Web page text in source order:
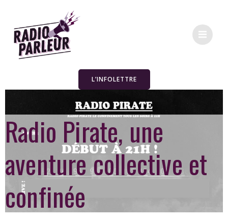
L’INFOLETTRE
Radio Pirate, une
aventure collective et
confinée